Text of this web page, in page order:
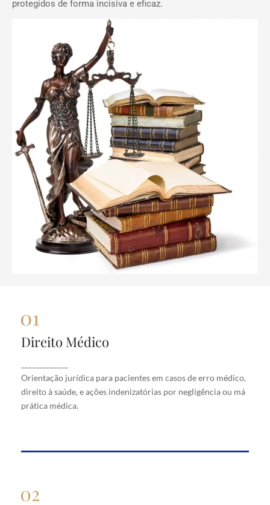
protegidos de forma incisiva e eficaz.
Direito Médico
Orientação jurídica para pacientes em casos de erro médico,
direito à saúde, e ações indenizatórias por negligência ou má
prática médica.
Direito Médico
erro médico, direito à saúde, e ações indenizatórias
por negligência ou má prática médica.